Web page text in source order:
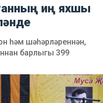
иң яхшы
һәм шәһәрләреннән,
барлыгы 399